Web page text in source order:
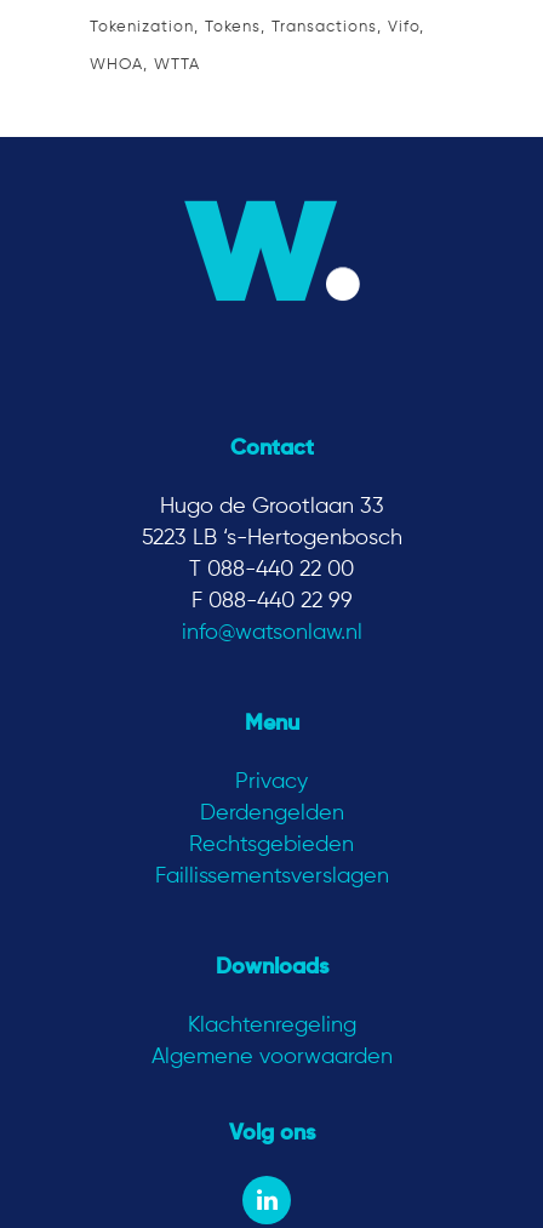
Tokenization Tokens Transactions Vifo
WHOA WTTA
Contact
Hugo de Grootlaan 33
5223 LB ‘s-Hertogenbosch
T 088-440 22 00
F 088-440 22 99
info@watsonlaw.nl
Menu
Privacy
Derdengelden
Rechtsgebieden
Faillissementsverslagen
Downloads
Klachtenregeling
Algemene voorwaarden
Volg ons